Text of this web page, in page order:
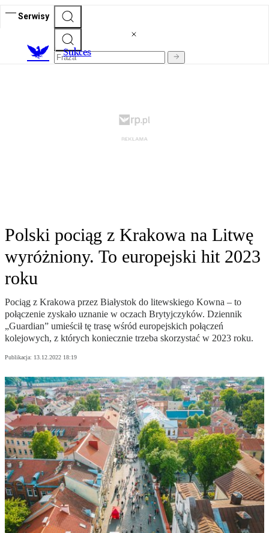
Serwisy
Sukces
Polski pociąg z Krakowa na Litwę
wyróżniony. To europejski hit 2023
roku
Pociąg z Krakowa przez Białystok do litewskiego Kowna – to
połączenie zyskało uznanie w oczach Brytyjczyków. Dziennik
„Guardian” umieścił tę trasę wśród europejskich połączeń
kolejowych, z których koniecznie trzeba skorzystać w 2023 roku.
Publikacja: 13.12.2022 18:19